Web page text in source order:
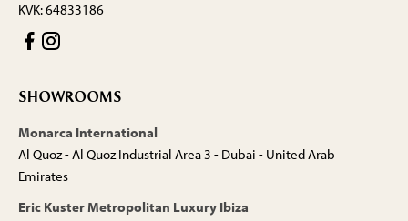
KVK: 64833186
SHOWROOMS
Monarca International
Al Quoz - Al Quoz Industrial Area 3 - Dubai - United Arab
Emirates
Eric Kuster Metropolitan Luxury Ibiza